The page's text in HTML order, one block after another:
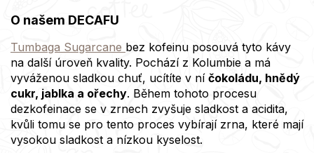
O našem DECAFU
Tumbaga Sugarcane bez kofeinu posouvá tyto kávy
na další úroveň kvality. Pochází z Kolumbie a má
vyváženou sladkou chuť, ucítíte v ní čokoládu, hnědý
cukr, jablka a ořechy. Během tohoto procesu
dezkofeinace se v zrnech zvyšuje sladkost a acidita,
kvůli tomu se pro tento proces vybírají zrna, které mají
vysokou sladkost a nízkou kyselost.